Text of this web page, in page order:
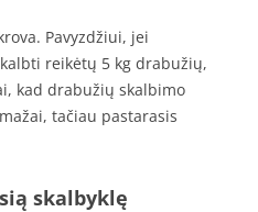
Pavyzdžiui, jei
reikėtų 5 kg drabužių,
kad drabužių skalbimo
tačiau pastarasis
skalbyklę